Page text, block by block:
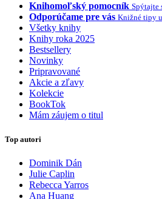
Knihomoľský pomocník Spýtajte
Odporúčame pre vás Knižné tipy
Všetky knihy
Knihy roka 2025
Bestsellery
Novinky
Pripravované
Akcie a zľavy
Kolekcie
BookTok
Mám záujem o titul
Top autori
Dominik Dán
Julie Caplin
Rebecca Yarros
Ana Huang